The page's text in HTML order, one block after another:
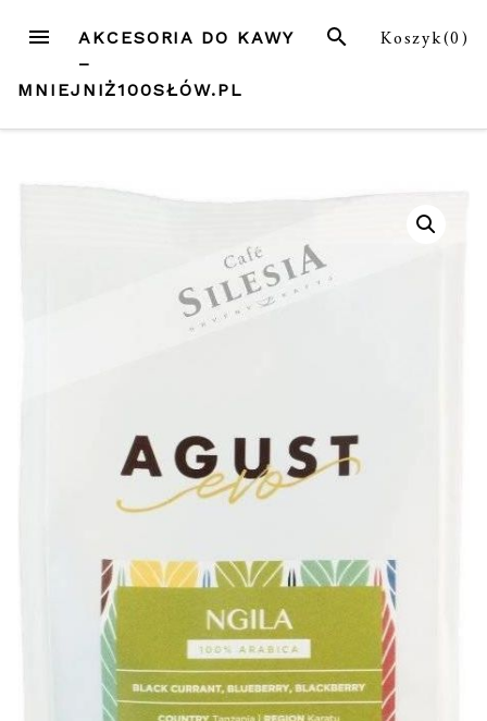
treści
MENU Koszyk(0)
SZUKAJ
AKCESORIA DO KAWY
–
MNIEJNIŻ100SŁÓW.PL